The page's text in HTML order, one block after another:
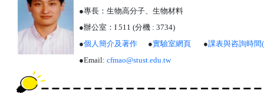
●專長：生物高分子、生物材料
●辦公室： I 511 (分機 : 3734)
●個人簡介及著作 ●實驗室網頁 ●課表與咨詢時間
●Email: cfmao@stust.edu.tw